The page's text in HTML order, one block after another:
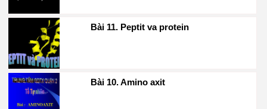
Bài 11. Peptit va protein
Bài 10. Amino axit